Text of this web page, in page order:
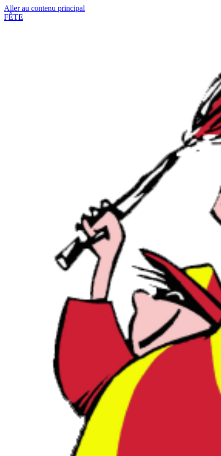
Aller au contenu principal
FÊTE